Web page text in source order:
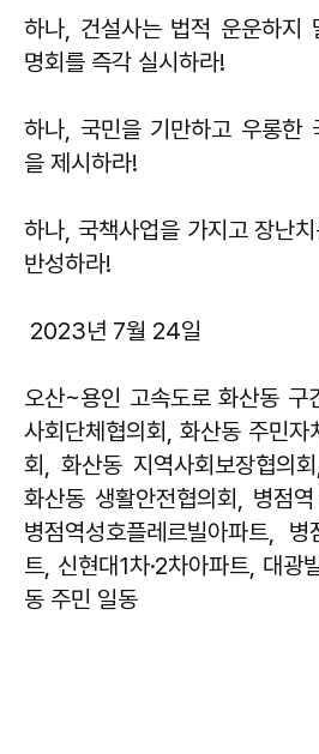
하나, 건설사는 법적 운운하지
명회를 즉각 실시하라!
하나, 국민을 기만하고 우롱한
을 제시하라!
하나, 국책사업을 가지고 장난
반성하라!
2023년 7월 24일
오산~용인 고속도로 화산동 구
사회단체협의회, 화산동 주민자
회, 화산동 지역사회보장협의
화산동 생활안전협의회, 병점
병점역성호플레르빌아파트, 병
트, 신현대1차·2차아파트, 대광
동 주민 일동